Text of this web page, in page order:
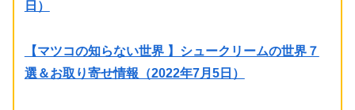
日）
【マツコの知らない世界 】シュークリームの世界７
選＆お取り寄せ情報（2022年7月5日）